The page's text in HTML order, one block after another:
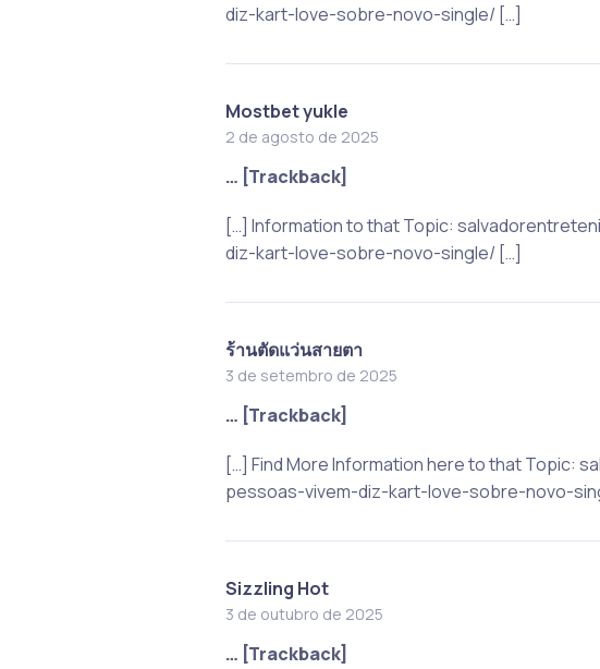
diz-kart-love-sobre-novo-single/ […]
Mostbet yukle
2 de agosto de 2025
… [Trackback]
[…] Information to that Topic:
diz-kart-love-sobre-novo-single/ […]
ร้านตัดแว่นสายตา
3 de setembro de 2025
… [Trackback]
[…] Find More Information here to that
pessoas-vivem-diz-kart-love-sobre-novo-
Sizzling Hot
3 de outubro de 2025
… [Trackback]